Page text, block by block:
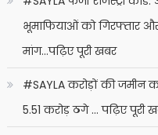
भूमाफियाओं को गिरफ्तार
मांग…पढ़िए पूरी खबर
#SAYLA करोड़ों की जमीन
5.51 करोड़ ठगे … पढ़िए पूरी